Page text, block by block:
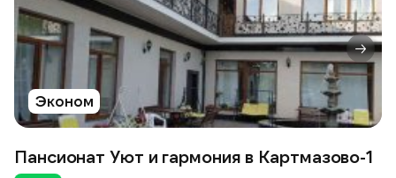
Эконом
Пансионат Уют и гармония в Картмазово-1